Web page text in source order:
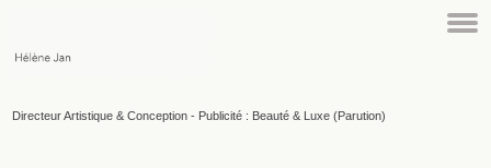
Directeur Artistique & Conception - Publicité : Beauté & Luxe (Parution)